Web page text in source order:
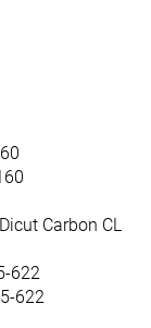
Carbon CL
622
622